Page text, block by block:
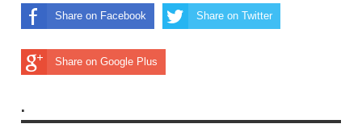
Share on Facebook Share on Twitter
Share on Google Plus
.